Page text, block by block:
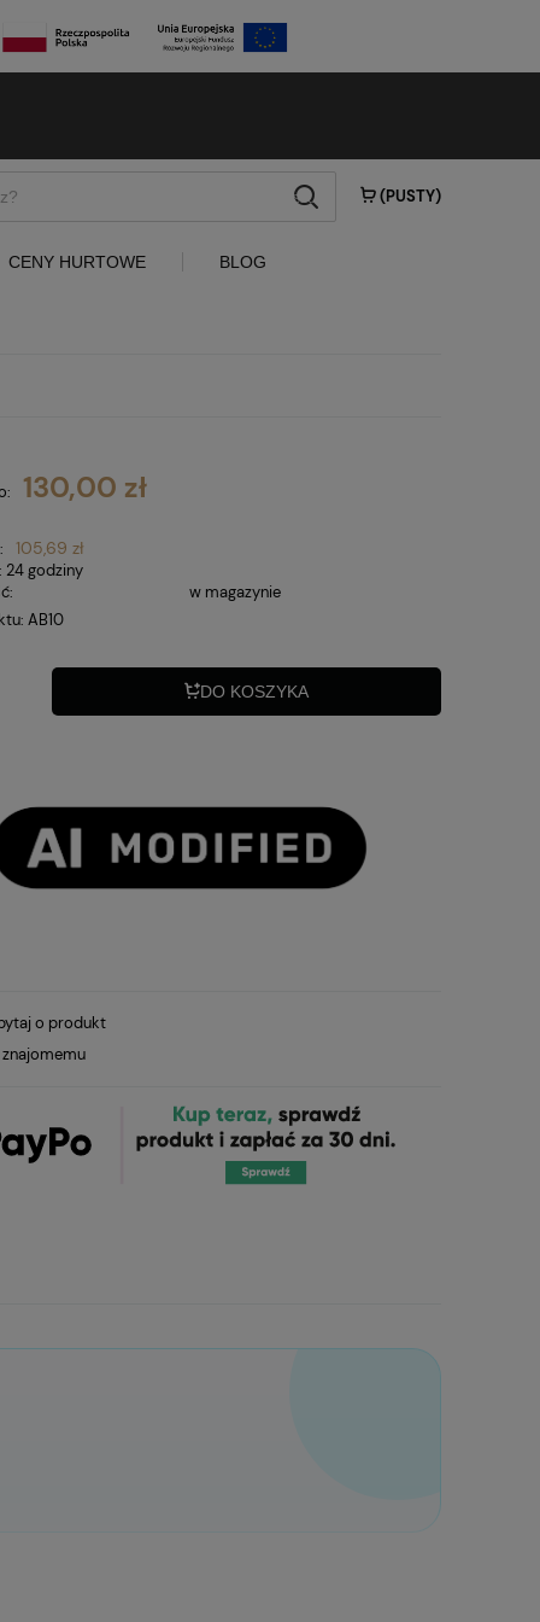
(PUSTY)
szukaj
CENY HURTOWE BLOG
130,00 zł
105,69 zł
24 godziny
w magazynie
AB10
DO KOSZYKA
o produkt
który dzięki zastosowaniu energii doskonale penetruje